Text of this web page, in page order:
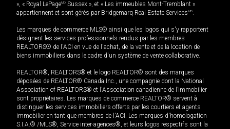
», « Royal LePageMD Sussex », et « Les immeubles Mont-Tremblant »
appartiennent et sont gérés par Bridgemarq Real Estate ServicesMD.
Les marques de commerce MLS® ainsi que les logos qui s'y rapportent
désignent les services professionnels rendus par les membres
REALTORS® de l'ACI en vue de l'achat, de la vente et de la location de
biens immobiliers dans le cadre d'un système de vente collaborative.
REALTOR®, REALTORS® et le logo REALTOR® sont des marques
déposées de REALTOR® Canada Inc., une compagnie dont la National
Association of REALTORS® et l'Association canadienne de l’immobilier
sont propriétaires. Les marques de commerce REALTOR® servent à
distinguer les services immobiliers offerts par les courtiers et agents
immobilier en tant que membres de l'ACI. Les marques d'homologation
S.I.A.® /MLS®, Service inter-agences®, et leurs logos respectifs sont la